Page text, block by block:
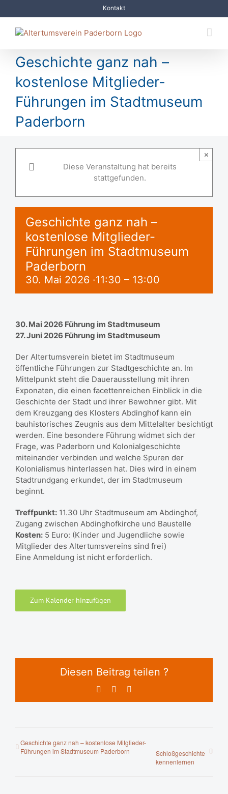
Inhalt
springen
Kontakt
Geschichte ganz nah –
kostenlose Mitglieder-
Führungen im Stadtmuseum
Paderborn
Diese Veranstaltung hat bereits
stattgefunden.
×
Geschichte ganz nah –
kostenlose Mitglieder-
Führungen im Stadtmuseum
Paderborn
30. Mai 2026 ·11:30 – 13:00
30. Mai 2026 Führung im Stadtmuseum
27. Juni 2026 Führung im Stadtmuseum
Der Altertumsverein bietet im Stadtmuseum
öffentliche Führungen zur Stadtgeschichte an. Im
Mittelpunkt steht die Dauerausstellung mit ihren
Exponaten, die einen facettenreichen Einblick in die
Geschichte der Stadt und ihrer Bewohner gibt. Mit
dem Kreuzgang des Klosters Abdinghof kann ein
bauhistorisches Zeugnis aus dem Mittelalter besichtigt
werden. Eine besondere Führung widmet sich der
Frage, was Paderborn und Kolonialgeschichte
miteinander verbinden und welche Spuren der
Kolonialismus hinterlassen hat. Dies wird in einem
Stadtrundgang erkundet, der im Stadtmuseum
beginnt.
Treffpunkt: 11.30 Uhr Stadtmuseum am Abdinghof,
Zugang zwischen Abdinghofkirche und Baustelle
Kosten: 5 Euro: (Kinder und Jugendliche sowie
Mitglieder des Altertumsvereins sind frei)
Eine Anmeldung ist nicht erforderlich.
Zum Kalender hinzufügen
Diesen Beitrag teilen ?
Facebook
Geschichte ganz nah – kostenlose Mitglieder-
Führungen im Stadtmuseum Paderborn
Schloßgeschichte
kennenlernen